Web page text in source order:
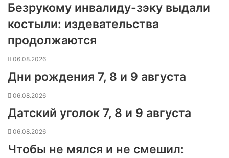
Безрукому инвалиду-зэку выдали
костыли: издевательства
продолжаются
06.08.2026
Дни рождения 7, 8 и 9 августа
06.08.2026
Датский уголок 7, 8 и 9 августа
06.08.2026
Чтобы не мялся и не смешил: